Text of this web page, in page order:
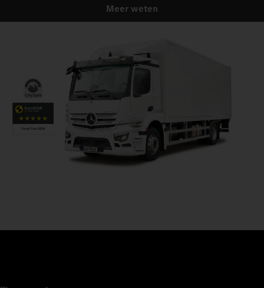
Meer weten